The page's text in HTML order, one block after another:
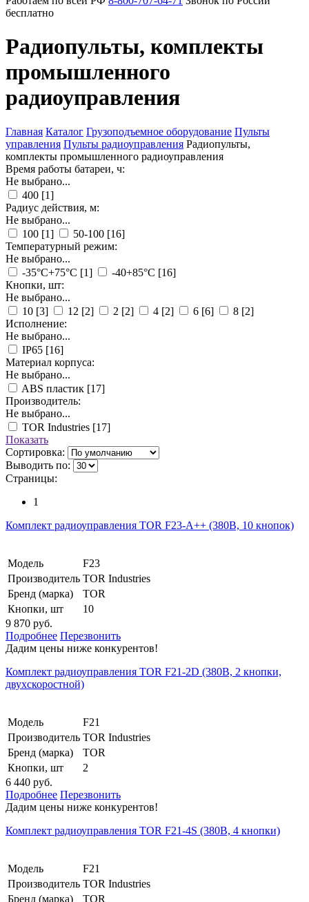
бесплатно
Радиопульты, комплекты
промышленного
радиоуправления
Главная Каталог Грузоподъемное оборудование Пульты
управления Пульты радиоуправления Радиопульты,
комплекты промышленного радиоуправления
Время работы батареи, ч:
Не выбрано...
400 [1]
Радиус действия, м:
Не выбрано...
100 [1] 50-100 [16]
Температурный режим:
Не выбрано...
-35°С+75°С [1] -40+85°С [16]
Кнопки, шт:
Не выбрано...
10 [3] 12 [2] 2 [2] 4 [2] 6 [6] 8 [2]
Исполнение:
Не выбрано...
IP65 [16]
Материал корпуса:
Не выбрано...
ABS пластик [17]
Производитель:
Не выбрано...
TOR Industries [17]
Показать
Сортировка:
Выводить по:
Страницы:
1
Комплект радиоуправления TOR F23-A++ (380В, 10 кнопок)
Модель
F23
Производитель TOR Industries
Бренд (марка)
TOR
Кнопки, шт
10
9 870 руб.
Подробнее Перезвонить
Дадим цены ниже конкурентов!
Комплект радиоуправления TOR F21-2D (380В, 2 кнопки,
двухскоростной)
Модель
F21
Производитель TOR Industries
Бренд (марка)
TOR
Кнопки, шт
2
6 440 руб.
Подробнее Перезвонить
Дадим цены ниже конкурентов!
Комплект радиоуправления TOR F21-4S (380В, 4 кнопки)
Модель
F21
Производитель TOR Industries
Бренд (марка)
TOR